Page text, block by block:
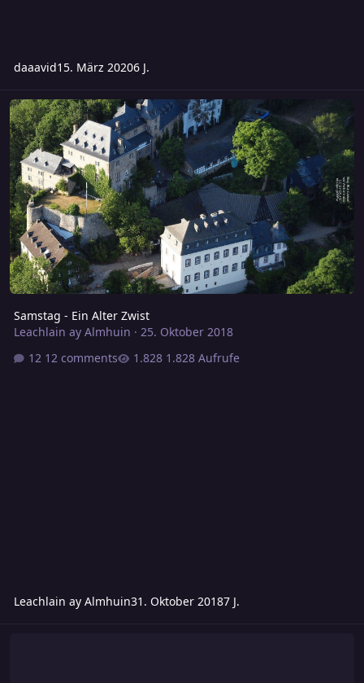
daaavid15. März 20206 J.
Samstag - Ein Alter Zwist
Samstag - Ein Alter Zwist
Leachlain ay Almhuin · 25. Oktober 2018
12 comments
1.828 Aufrufe
Leachlain ay Almhuin31. Oktober 20187 J.